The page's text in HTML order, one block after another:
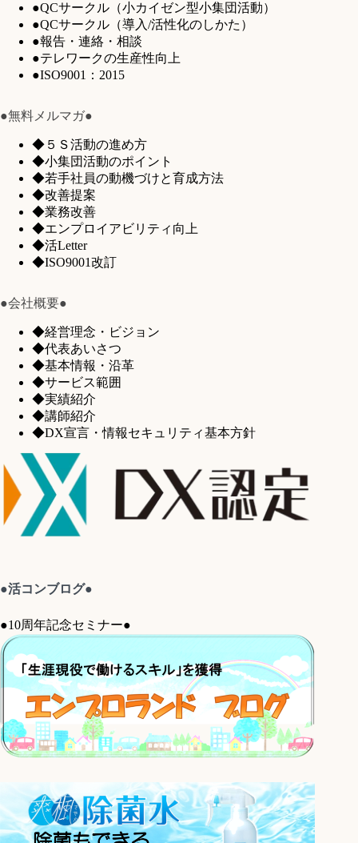
●QCサークル（小カイゼン型小集団活動）
●QCサークル（導入/活性化のしかた）
●報告・連絡・相談
●テレワークの生産性向上
●ISO9001：2015
●無料メルマガ●
◆５Ｓ活動の進め方
◆小集団活動のポイント
◆若手社員の動機づけと育成方法
◆改善提案
◆業務改善
◆エンプロイアビリティ向上
◆活Letter
◆ISO9001改訂
●会社概要●
◆経営理念・ビジョン
◆代表あいさつ
◆基本情報・沿革
◆サービス範囲
◆実績紹介
◆講師紹介
◆DX宣言・情報セキュリティ基本方針
●活コンブログ●
●10周年記念セミナー●